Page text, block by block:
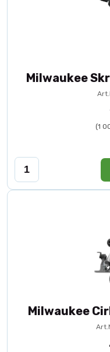
Milwaukee
(1
Milwaukee